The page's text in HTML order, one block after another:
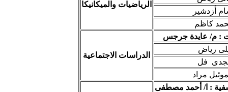
الرياضيات والميكانيكا
أزدشير
كاظم
الدراسات الاجتماعية
: م/ عايدة جرجس
رياض
فل
مراد
: ا/ أحمد مصطفى